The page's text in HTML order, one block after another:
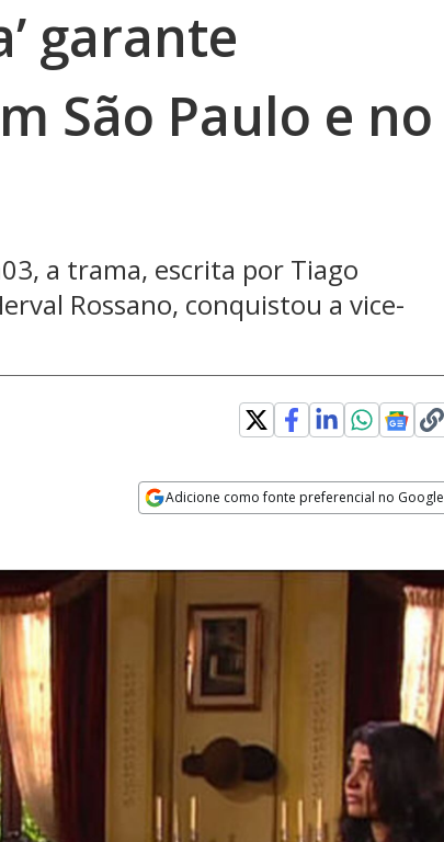
garante
São Paulo e no
a trama, escrita por Tiago
Rossano, conquistou a vice-
Adicione como fonte preferencial no Google